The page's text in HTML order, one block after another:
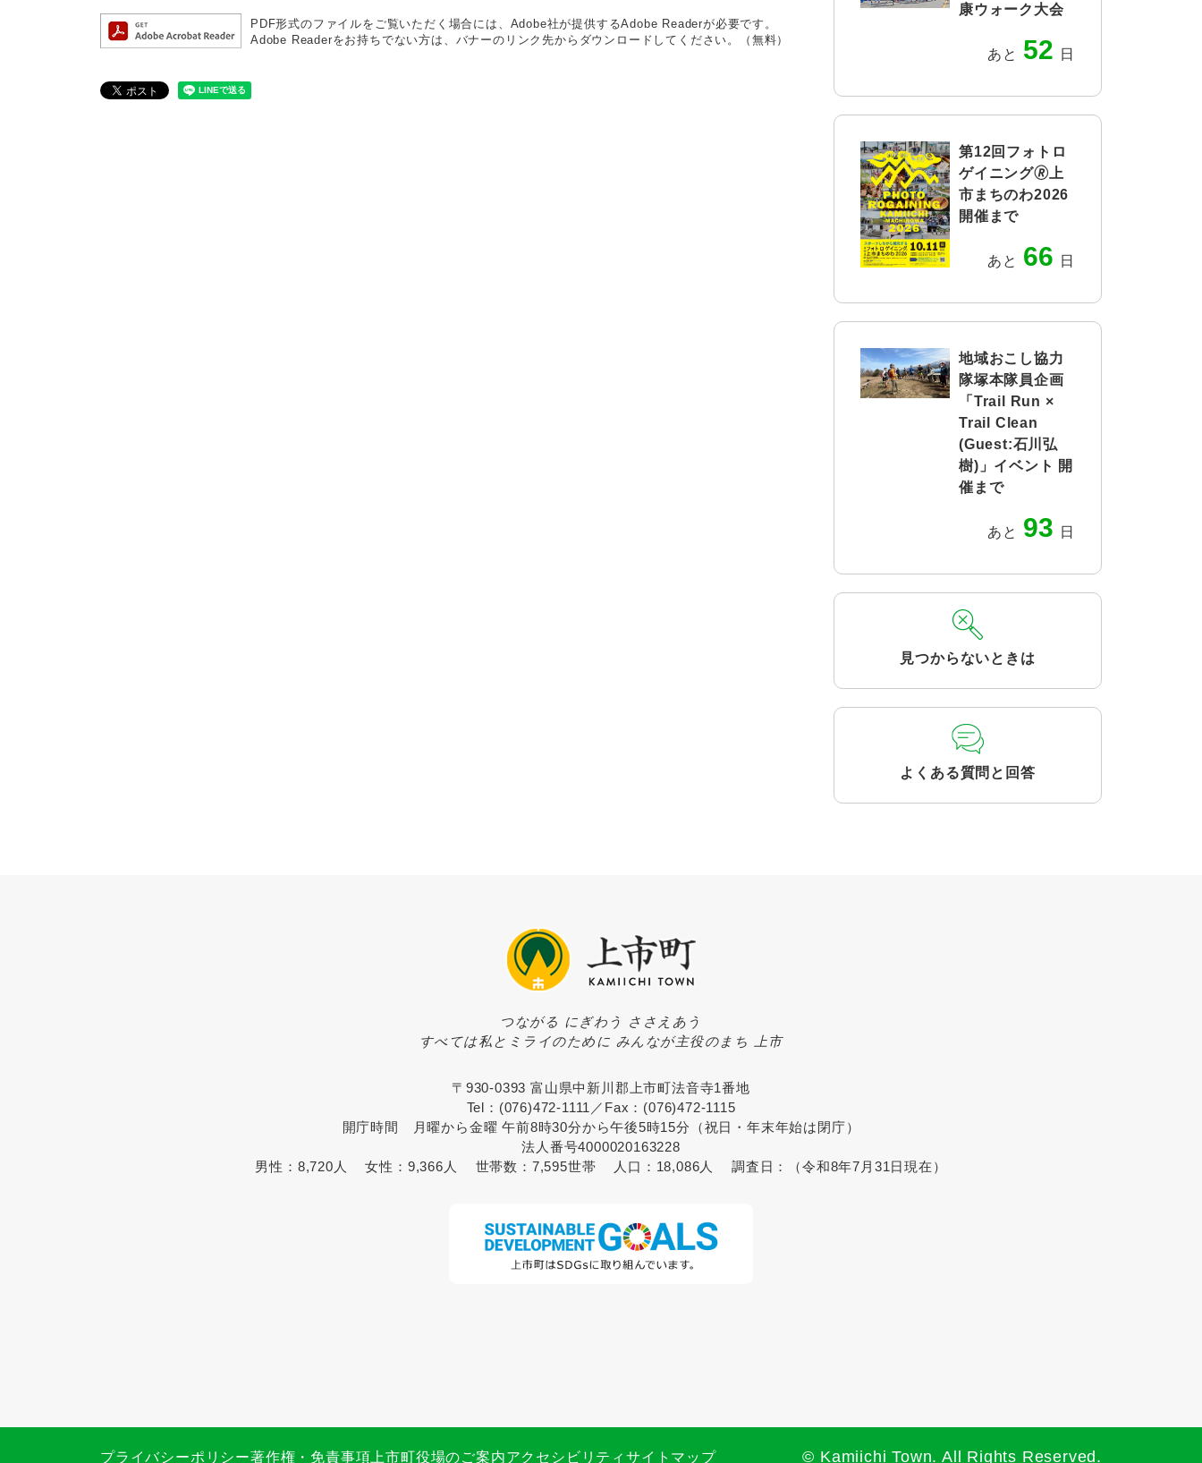
PDF形式のファイルをご覧いただく場合には、Adobe社が提供するAdobe Readerが必要です。
Adobe Readerをお持ちでない方は、バナーのリンク先からダウンロードしてください。（無料）
康ウォーク大会
あと 52 日
第12回フォトロ
ゲイニング🄬上
市まちのわ2026
開催まで
あと 66 日
地域おこし協力
隊塚本隊員企画
「Trail Run ×
Trail Clean
(Guest:石川弘
樹)」イベント 開
催まで
あと 93 日
見つからないときは
よくある質問と回答
つながる にぎわう ささえあう
すべては私とミライのために みんなが主役のまち 上市
〒930-0393 富山県中新川郡上市町法音寺1番地
Tel：(076)472-1111／Fax：(076)472-1115
開庁時間 月曜から金曜 午前8時30分から午後5時15分（祝日・年末年始は閉庁）
法人番号4000020163228
男性： 8,720人 女性： 9,366人 世帯数： 7,595世帯 人口： 18,086人 調査日： （令和8年7月31日現在）
プライバシーポリシー著作権・免責事項 上市町役場のご案内アクセシビリティサイトマップ © Kamiichi Town. All Rights Reserved.